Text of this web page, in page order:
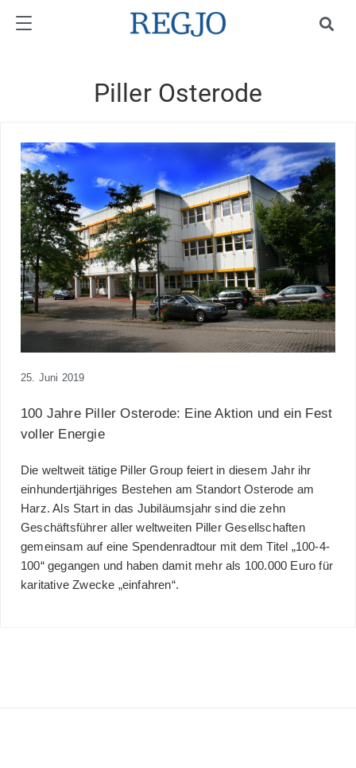
Piller Osterode
25. Juni 2019
100 Jahre Piller Osterode: Eine Aktion und ein Fest
voller Energie
Die weltweit tätige Piller Group feiert in diesem Jahr ihr
einhundertjähriges Bestehen am Standort Osterode am
Harz. Als Start in das Jubiläumsjahr sind die zehn
Geschäftsführer aller weltweiten Piller Gesellschaften
gemeinsam auf eine Spendenradtour mit dem Titel „100-4-
100“ gegangen und haben damit mehr als 100.000 Euro für
karitative Zwecke „einfahren“.